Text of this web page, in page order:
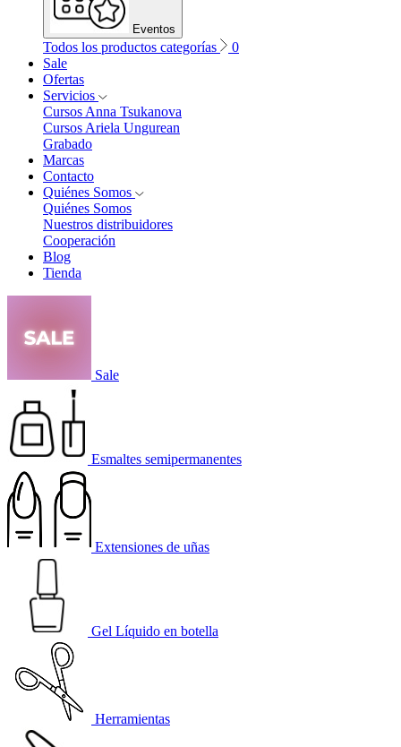
Eventos
Todos los productos categorías
0
Sale
Ofertas
Servicios
Cursos Anna Tsukanova
Cursos Ariela Ungurean
Grabado
Marcas
Contacto
Quiénes Somos
Quiénes Somos
Nuestros distribuidores
Cooperación
Blog
Tienda
Sale
Esmaltes semipermanentes
Extensiones de uñas
Gel Líquido en botella
Herramientas